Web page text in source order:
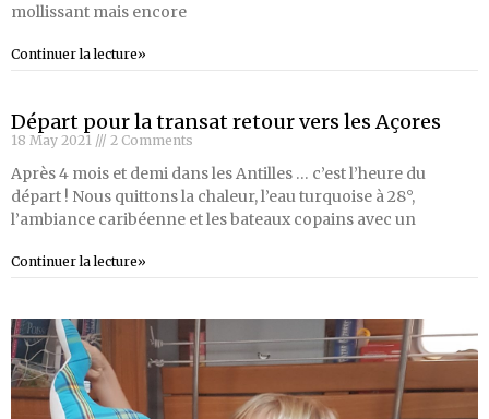
mollissant mais encore
Continuer la lecture»
Départ pour la transat retour vers les Açores
18 May 2021 2 Comments
Après 4 mois et demi dans les Antilles … c’est l’heure du
départ ! Nous quittons la chaleur, l’eau turquoise à 28°,
l’ambiance caribéenne et les bateaux copains avec un
Continuer la lecture»